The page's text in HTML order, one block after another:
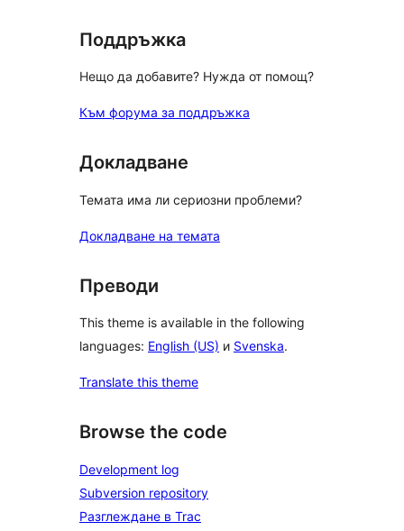
Поддръжка
Нещо да добавите? Нужда от помощ?
Към форума за поддръжка
Докладване
Темата има ли сериозни проблеми?
Докладване на темата
Преводи
This theme is available in the following
languages: English (US) и Svenska.
Translate this theme
Browse the code
Development log
Subversion repository
Разглеждане в Trac